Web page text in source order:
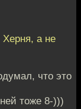
а не
что это
тоже 8-)))